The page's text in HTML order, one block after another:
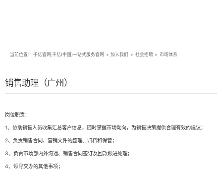
当前位置： 千亿官网,千亿(中国)一站式服务官网 > 加入我们 > 社会招聘 > 市场体系
销售助理（广州）
岗位职责：
1、协助销售人员收集汇总客户信息，随时掌握市场动向，为销售决策提供合理有效的建议；
2、负责销售合同、营销文件的整理、归档和保管；
3、负责市场部内外沟通、销售合同签订及回款跟进处理；
4、领导交办的其他事项；